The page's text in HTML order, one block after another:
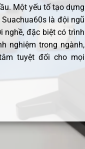
Một yếu tố tạo dựng
là đội ngũ
nghề, đặc biệt có trình
nghiệm trong ngành,
tuyệt đối cho mọi